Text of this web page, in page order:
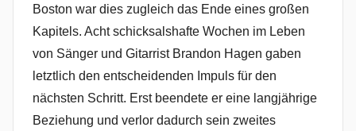
Boston war dies zugleich das Ende eines großen
Kapitels. Acht schicksalshafte Wochen im Leben
von Sänger und Gitarrist Brandon Hagen gaben
letztlich den entscheidenden Impuls für den
nächsten Schritt. Erst beendete er eine langjährige
Beziehung und verlor dadurch sein zweites